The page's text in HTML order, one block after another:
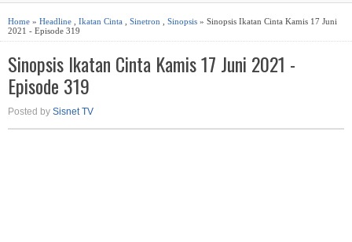
Home » Headline Ikatan Cinta Sinetron Sinopsis » Sinopsis Ikatan Cinta Kamis 17 Juni
2021 - Episode 319
Sinopsis Ikatan Cinta Kamis 17 Juni 2021 -
Episode 319
Posted by Sisnet TV